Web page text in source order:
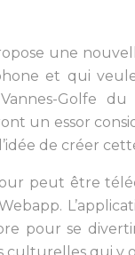
une
et qui
Golfe
un essor
de créer
peut être
pour se